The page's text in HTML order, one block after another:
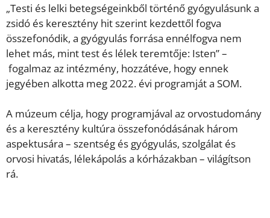
„Testi és lelki betegségeinkből történő gyógyulásunk a
zsidó és keresztény hit szerint kezdettől fogva
összefonódik, a gyógyulás forrása ennélfogva nem
lehet más, mint test és lélek teremtője: Isten” –
fogalmaz az intézmény, hozzátéve, hogy ennek
jegyében alkotta meg 2022. évi programját a SOM.
A múzeum célja, hogy programjával az orvostudomány
és a keresztény kultúra összefonódásának három
aspektusára – szentség és gyógyulás, szolgálat és
orvosi hivatás, lélekápolás a kórházakban – világítson
rá.